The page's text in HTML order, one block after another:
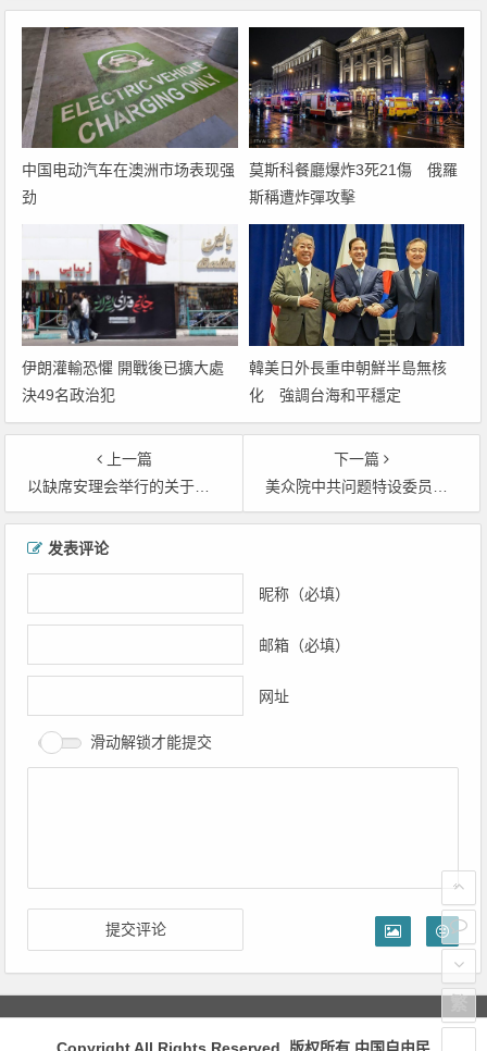
中国电动汽车在澳洲市场表现强
劲
莫斯科餐廳爆炸3死21傷 俄羅
斯稱遭炸彈攻擊
伊朗灌輸恐懼 開戰後已擴大處
決49名政治犯
韓美日外長重申朝鮮半島無核
化 強調台海和平穩定
上一篇
以缺席安理会举行的关于加沙问题会议
下一篇
美众院中共问题特设委员会主席敦促费城取消五星红旗升旗仪式
文章导航
发表评论
昵称（必填）
邮箱（必填）
网址
滑动解锁才能提交